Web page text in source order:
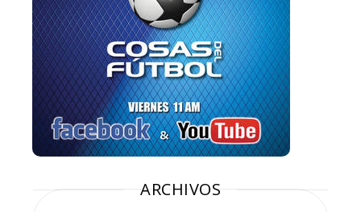
ARCHIVOS